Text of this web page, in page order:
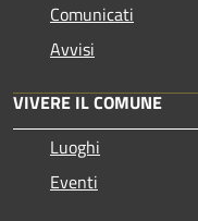
Comunicati
Avvisi
VIVERE IL COMUNE
Luoghi
Eventi